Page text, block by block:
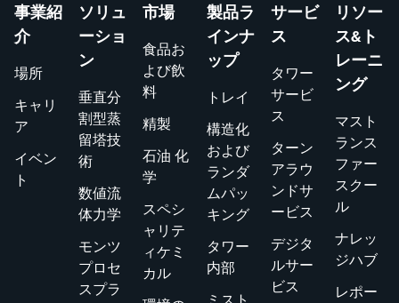
事業紹
介
場所
キャリ
ア
イベン
ト
ソリュ
ーショ
ン
垂直分
割型蒸
留塔技
術
数値流
体力学
モンツ
プロセ
スプラ
市場
食品お
よび飲
料
精製
石油 化
学
スペシ
ャリテ
ィケミ
カル
製品ラ
インナ
ップ
トレイ
構造化
および
ランダ
ムパッ
キング
タワー
内部
サービ
ス
タワー
サービ
ス
ターン
アラウ
ンドサ
ービス
デジタ
ルサー
ビス
リソー
ス&ト
レーニ
ング
マスト
ランス
ファー
スクー
ル
ナレッ
ジハブ
レポー